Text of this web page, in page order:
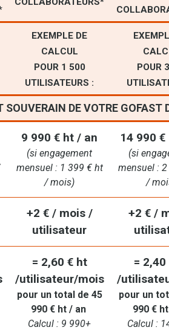
EXEMPLE DE
CALCUL
POUR 1 500
UTILISATEURS :
POUR
SOUVERAIN DE VOTRE GOFAST
9 990 € ht / an
(si engagement
mensuel : 1 399 € ht
/ mois)
14 990
(si
mensuel :
/
+2 € / mois /
utilisateur
+2 € /
= 2,60 € ht
/utilisateur/mois
pour un total de 45
990 € ht / an
Calcul : 9 990+
=
/
pour un
990 €
Calcul :